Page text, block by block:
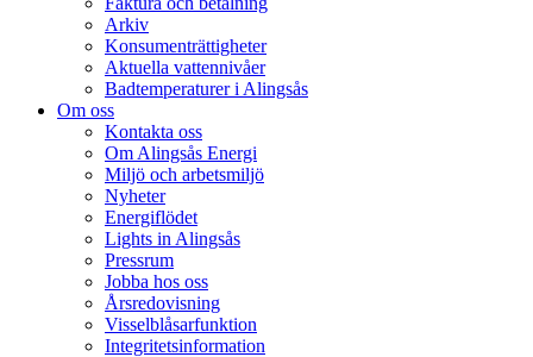
Arkiv
Konsumenträttigheter
Aktuella vattennivåer
Badtemperaturer i Alingsås
Om oss
Kontakta oss
Om Alingsås Energi
Miljö och arbetsmiljö
Nyheter
Energiflödet
Lights in Alingsås
Pressrum
Jobba hos oss
Årsredovisning
Visselblåsarfunktion
Integritetsinformation